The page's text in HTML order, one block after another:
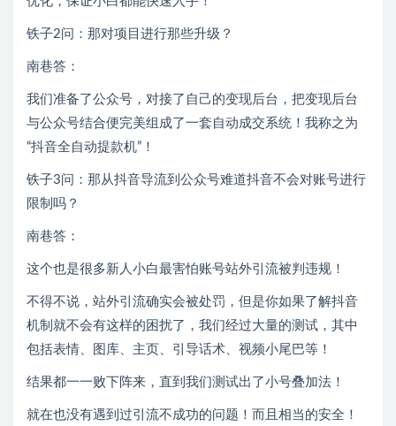
铁子2问：那对项目进行那些升级？
南巷答：
我们准备了公众号，对接了自己的变现后台，把变现后台
与公众号结合便完美组成了一套自动成交系统！我称之为
“抖音全自动提款机”！
铁子3问：那从抖音导流到公众号难道抖音不会对账号进行
限制吗？
南巷答：
这个也是很多新人小白最害怕账号站外引流被判违规！
不得不说，站外引流确实会被处罚，但是你如果了解抖音
机制就不会有这样的困扰了，我们经过大量的测试，其中
包括表情、图库、主页、引导话术、视频小尾巴等！
结果都一一败下阵来，直到我们测试出了小号叠加法！
就在也没有遇到过引流不成功的问题！而且相当的安全！